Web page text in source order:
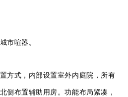
市喧嚣。
方式，内部设置室外内庭院，所有
侧布置辅助用房。功能布局紧凑，